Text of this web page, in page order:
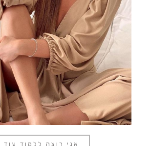
אני רוצה ללמוד עוד